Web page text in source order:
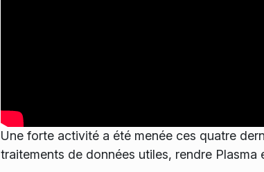
Une forte activité a été menée ces quatre
traitements de données utiles, rendre